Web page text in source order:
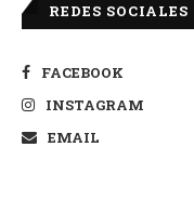
REDES SOCIALES
FACEBOOK
INSTAGRAM
EMAIL